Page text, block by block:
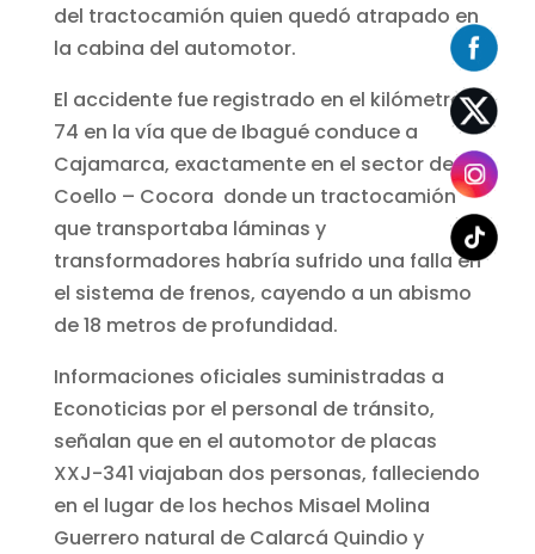
del tractocamión quien quedó atrapado en
la cabina del automotor.
El accidente fue registrado en el kilómetro
74 en la vía que de Ibagué conduce a
Cajamarca, exactamente en el sector de
Coello – Cocora donde un tractocamión
que transportaba láminas y
transformadores habría sufrido una falla en
el sistema de frenos, cayendo a un abismo
de 18 metros de profundidad.
Informaciones oficiales suministradas a
Econoticias por el personal de tránsito,
señalan que en el automotor de placas
XXJ-341 viajaban dos personas, falleciendo
en el lugar de los hechos Misael Molina
Guerrero natural de Calarcá Quindio y